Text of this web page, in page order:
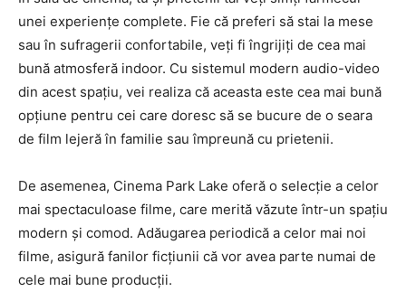
unei experiențe complete. Fie că preferi să stai la mese
sau în sufragerii confortabile, veți fi îngrijiți de cea mai
bună atmosferă indoor. Cu sistemul modern audio-video
din acest spațiu, vei realiza că aceasta este cea mai bună
opțiune pentru cei care doresc să se bucure de o seara
de film lejeră în familie sau împreună cu prietenii.
De asemenea, Cinema Park Lake oferă o selecție a celor
mai spectaculoase filme, care merită văzute într-un spațiu
modern și comod. Adăugarea periodică a celor mai noi
filme, asigură fanilor ficțiunii că vor avea parte numai de
cele mai bune producții.